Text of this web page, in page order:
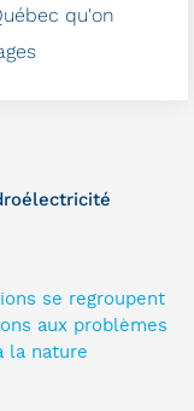
qu'on
se regroupent
aux problèmes
la nature